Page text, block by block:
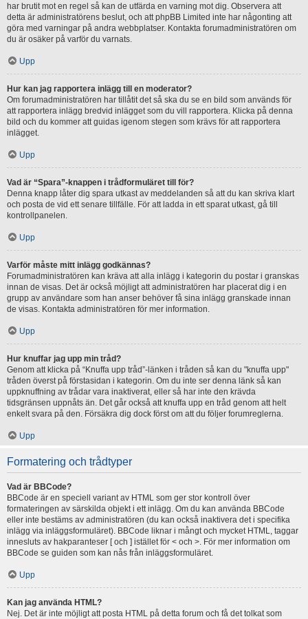
har brutit mot en regel så kan de utfärda en varning mot dig. Observera att
detta är administratörens beslut, och att phpBB Limited inte har någonting att
göra med varningar på andra webbplatser. Kontakta forumadministratören om
du är osäker på varför du varnats.
Upp
Hur kan jag rapportera inlägg till en moderator?
Om forumadministratören har tillåtit det så ska du se en bild som används för
att rapportera inlägg bredvid inlägget som du vill rapportera. Klicka på denna
bild och du kommer att guidas igenom stegen som krävs för att rapportera
inlägget.
Upp
Vad är “Spara”-knappen i trådformuläret till för?
Denna knapp låter dig spara utkast av meddelanden så att du kan skriva klart
och posta de vid ett senare tillfälle. För att ladda in ett sparat utkast, gå till
kontrollpanelen.
Upp
Varför måste mitt inlägg godkännas?
Forumadministratören kan kräva att alla inlägg i kategorin du postar i granskas
innan de visas. Det är också möjligt att administratören har placerat dig i en
grupp av användare som han anser behöver få sina inlägg granskade innan
de visas. Kontakta administratören för mer information.
Upp
Hur knuffar jag upp min tråd?
Genom att klicka på “Knuffa upp tråd”-länken i tråden så kan du "knuffa upp"
tråden överst på förstasidan i kategorin. Om du inte ser denna länk så kan
uppknuffning av trådar vara inaktiverat, eller så har inte den krävda
tidsgränsen uppnåts än. Det går också att knuffa upp en tråd genom att helt
enkelt svara på den. Försäkra dig dock först om att du följer forumreglerna.
Upp
Formatering och trådtyper
Vad är BBCode?
BBCode är en speciell variant av HTML som ger stor kontroll över
formateringen av särskilda objekt i ett inlägg. Om du kan använda BBCode
eller inte bestäms av administratören (du kan också inaktivera det i specifika
inlägg via inläggsformuläret). BBCode liknar i mångt och mycket HTML, taggar
innesluts av hakparanteser [ och ] istället för < och >. För mer information om
BBCode se guiden som kan nås från inläggsformuläret.
Upp
Kan jag använda HTML?
Nej. Det är inte möjligt att posta HTML på detta forum och få det tolkat som